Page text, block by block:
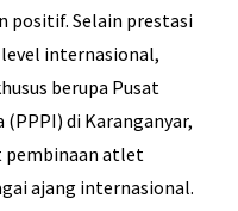
positif. Selain prestasi
internasional,
berupa Pusat
di Karanganyar,
pembinaan atlet
ajang internasional.